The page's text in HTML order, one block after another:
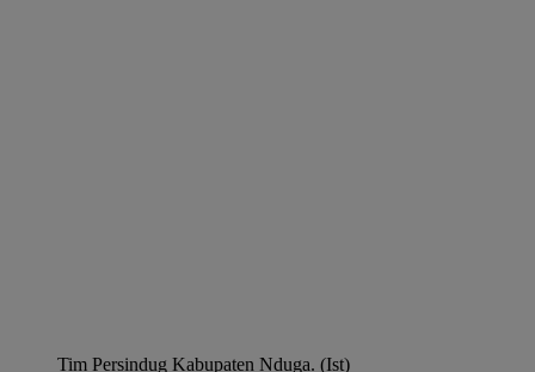
Tim Persindug Kabupaten Nduga. (Ist)